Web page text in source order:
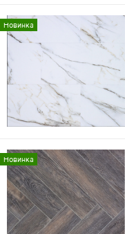
Новинка
Новинка